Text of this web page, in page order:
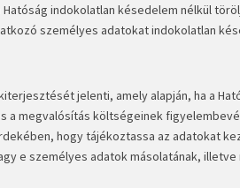
indokolatlan késedelem nélkül
személyes adatokat indokolatlan
jelenti, amely alapján, ha a
a megvalósítás költségeinek
hogy tájékoztassa az adatokat
e személyes adatok másolatának, illetve